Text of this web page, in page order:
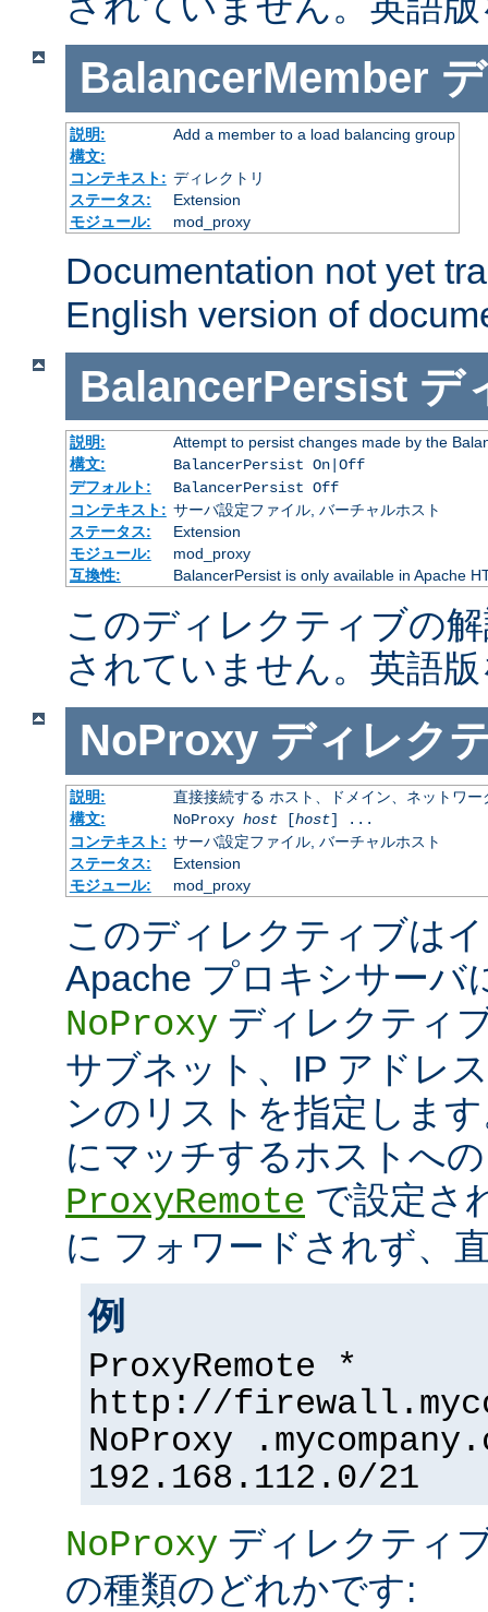
BalancerMember
説明:
Add a member to a load balancing group
構文:
コンテキスト: ディレクトリ
ステータス:
Extension
モジュール:
mod_proxy
Documentation not yet
English version of
BalancerPersist デ
説明:
Attempt to persist changes made by the
構文:
BalancerPersist On|Off
デフォルト:
BalancerPersist Off
コンテキスト: サーバ設定ファイル, バーチャルホスト
ステータス:
Extension
モジュール:
mod_proxy
互換性:
BalancerPersist is only available in Apache
このディレクティブの
されていません。英語
NoProxy ディレク
説明:
直接接続する ホスト、ドメイン、ネットワー
構文:
NoProxy host[host] ...
コンテキスト: サーバ設定ファイル, バーチャルホスト
ステータス:
Extension
モジュール:
mod_proxy
このディレクティブは
Apache プロキシサーバ
NoProxy ディレクティ
サブネット、IP アドレ
ンのリストを指定しま
にマッチするホストへ
ProxyRemote で設定さ
に フォワードされず、
例
ProxyRemote *
http://
NoProxy
192.168.112.0/21
NoProxy ディレクティ
の種類のどれかです: